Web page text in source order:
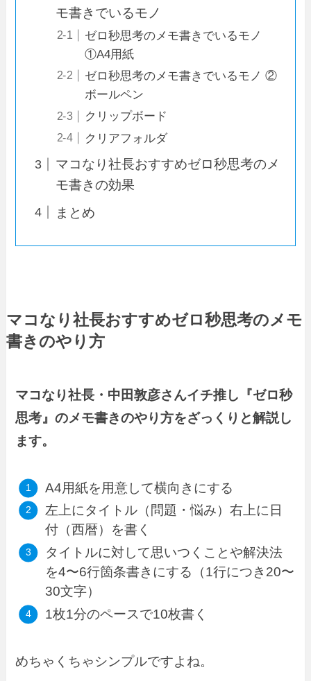
モ書きでいるモノ
ゼロ秒思考のメモ書きでいるモノ
①A4用紙
ゼロ秒思考のメモ書きでいるモノ ②
ボールペン
クリップボード
クリアフォルダ
マコなり社長おすすめゼロ秒思考のメ
モ書きの効果
まとめ
マコなり社長おすすめゼロ秒思考のメモ
書きのやり方
マコなり社長・中田敦彦さんイチ推し『ゼロ秒
思考』のメモ書きのやり方をざっくりと解説し
ます。
A4用紙を用意して横向きにする
左上にタイトル（問題・悩み）右上に日
付（西暦）を書く
タイトルに対して思いつくことや解決法
を4〜6行箇条書きにする（1行につき20〜
30文字）
1枚1分のペースで10枚書く
めちゃくちゃシンプルですよね。